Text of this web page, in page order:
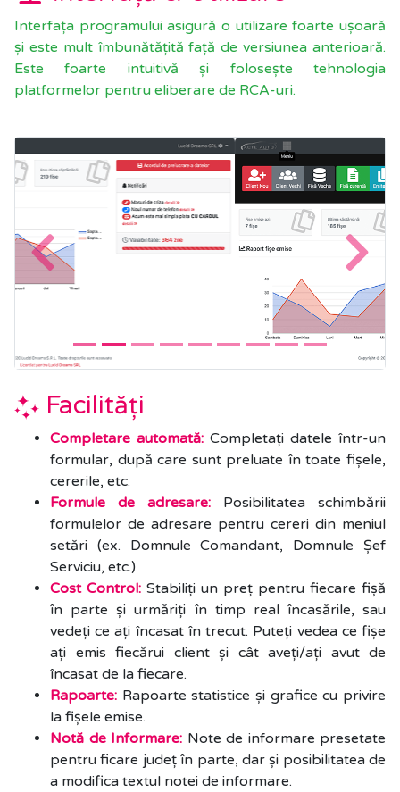
Interfața programului asigură o utilizare foarte ușoară
și este mult îmbunătățită față de versiunea anterioară.
Este foarte intuitivă și folosește tehnologia
platformelor pentru eliberare de RCA-uri.
Inainte Inapoi
Facilități
Completare automată: Completați datele într-un
formular, după care sunt preluate în toate fișele,
cererile, etc.
Formule de adresare: Posibilitatea schimbării
formulelor de adresare pentru cereri din meniul
setări (ex. Domnule Comandant, Domnule Șef
Serviciu, etc.)
Cost Control: Stabiliți un preț pentru fiecare fișă
în parte și urmăriți în timp real încasările, sau
vedeți ce ați încasat în trecut. Puteți vedea ce fișe
ați emis fiecărui client și cât aveți/ați avut de
încasat de la fiecare.
Rapoarte: Rapoarte statistice și grafice cu privire
la fișele emise.
Notă de Informare: Note de informare presetate
pentru ficare județ în parte, dar și posibilitatea de
a modifica textul notei de informare.